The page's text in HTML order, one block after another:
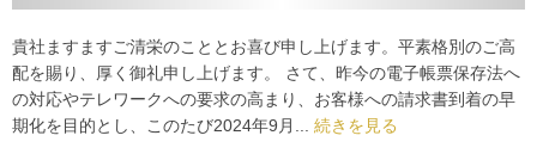
貴社ますますご清栄のこととお喜び申し上げます。平素格別のご高
配を賜り、厚く御礼申し上げます。 さて、昨今の電子帳票保存法へ
の対応やテレワークへの要求の高まり、お客様への請求書到着の早
期化を目的とし、このたび2024年9月... 続きを見る